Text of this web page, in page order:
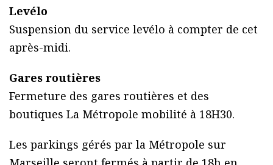
Levélo
Suspension du service levélo à compter de cet
après-midi.
Gares routières
Fermeture des gares routières et des
boutiques La Métropole mobilité à 18H30.
Les parkings gérés par la Métropole sur